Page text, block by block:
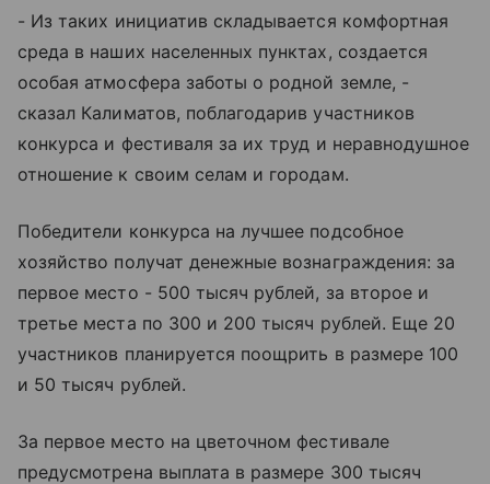
- Из таких инициатив складывается комфортная
среда в наших населенных пунктах, создается
особая атмосфера заботы о родной земле, -
сказал Калиматов, поблагодарив участников
конкурса и фестиваля за их труд и неравнодушное
отношение к своим селам и городам.
Победители конкурса на лучшее подсобное
хозяйство получат денежные вознаграждения: за
первое место - 500 тысяч рублей, за второе и
третье места по 300 и 200 тысяч рублей. Еще 20
участников планируется поощрить в размере 100
и 50 тысяч рублей.
За первое место на цветочном фестивале
предусмотрена выплата в размере 300 тысяч